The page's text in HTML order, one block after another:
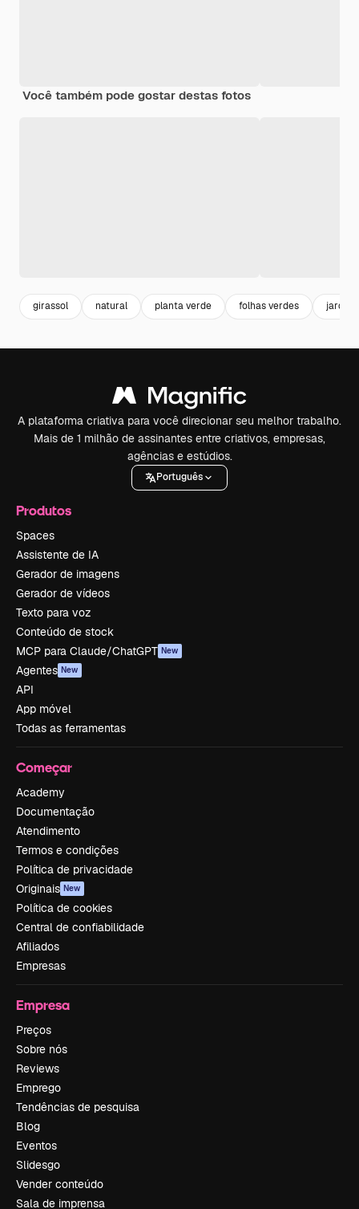
Você também pode gostar destas fotos
girassol natural planta verde folhas verdes
A plataforma criativa para você direcionar seu melhor trabalho.
Mais de 1 milhão de assinantes entre criativos, empresas,
agências e estúdios.
Português
Produtos
Spaces
Assistente de IA
Gerador de imagens
Gerador de vídeos
Texto para voz
Conteúdo de stock
MCP para Claude/ChatGPT New
Agentes New
API
App móvel
Todas as ferramentas
Começar
Academy
Documentação
Atendimento
Termos e condições
Política de privacidade
Originais New
Política de cookies
Central de confiabilidade
Afiliados
Empresas
Empresa
Preços
Sobre nós
Reviews
Emprego
Tendências de pesquisa
Blog
Eventos
Slidesgo
Vender conteúdo
Sala de imprensa